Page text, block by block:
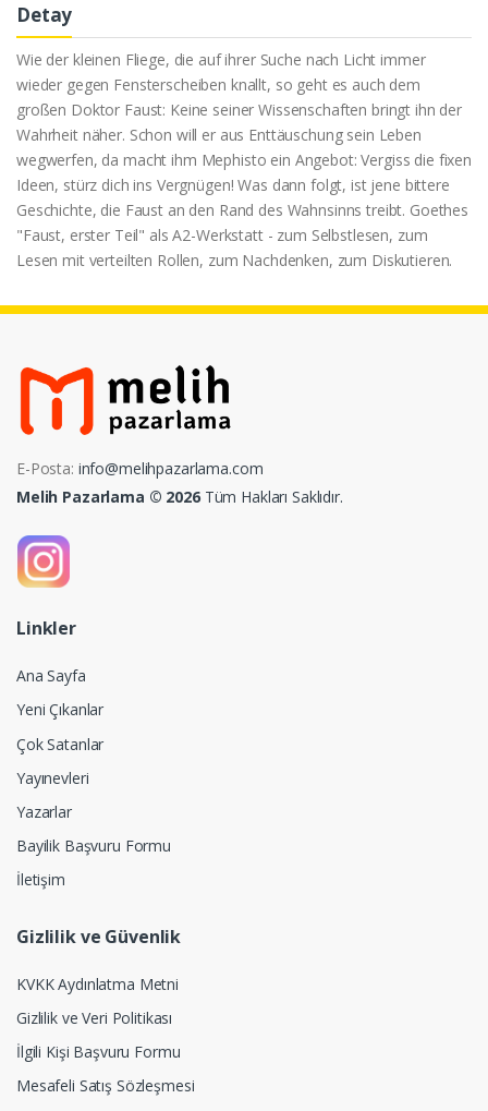
Detay
Wie der kleinen Fliege, die auf ihrer Suche nach Licht immer
wieder gegen Fensterscheiben knallt, so geht es auch dem
großen Doktor Faust: Keine seiner Wissenschaften bringt ihn der
Wahrheit näher. Schon will er aus Enttäuschung sein Leben
wegwerfen, da macht ihm Mephisto ein Angebot: Vergiss die fixen
Ideen, stürz dich ins Vergnügen! Was dann folgt, ist jene bittere
Geschichte, die Faust an den Rand des Wahnsinns treibt. Goethes
"Faust, erster Teil" als A2-Werkstatt - zum Selbstlesen, zum
Lesen mit verteilten Rollen, zum Nachdenken, zum Diskutieren.
E-Posta: info@melihpazarlama.com
Melih Pazarlama © 2026Tüm Hakları Saklıdır.
Linkler
Ana Sayfa
Yeni Çıkanlar
Çok Satanlar
Yayınevleri
Yazarlar
Bayilik Başvuru Formu
İletişim
Gizlilik ve Güvenlik
KVKK Aydınlatma Metni
Gizlilik ve Veri Politikası
İlgili Kişi Başvuru Formu
Mesafeli Satış Sözleşmesi